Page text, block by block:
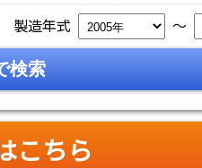
製造年式 ～
こちら